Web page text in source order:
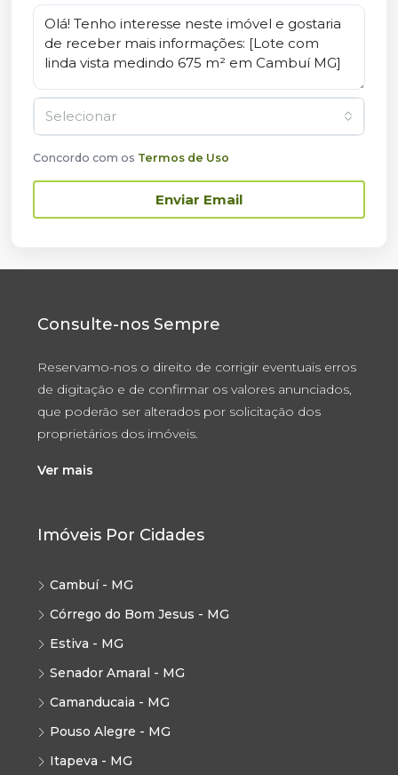
Selecionar
Concordo com os Termos de Uso
Enviar Email
Consulte-nos Sempre
Reservamo-nos o direito de corrigir eventuais erros
de digitação e de confirmar os valores anunciados,
que poderão ser alterados por solicitação dos
proprietários dos imóveis.
Ver mais
Imóveis Por Cidades
Cambuí - MG
Córrego do Bom Jesus - MG
Estiva - MG
Senador Amaral - MG
Camanducaia - MG
Pouso Alegre - MG
Itapeva - MG